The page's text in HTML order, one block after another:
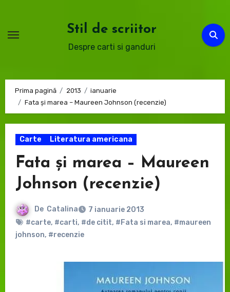
conținut
Stil de scriitor
Despre carti si ganduri
Prima pagină 2013
ianuarie
Fata și marea – Maureen Johnson (recenzie)
Carte Literatura americana
Fata și marea – Maureen
Johnson (recenzie)
De Catalina
7 ianuarie 2013
#carte, #carti, #de citit, #Fata si marea, #maureen
johnson, #recenzie